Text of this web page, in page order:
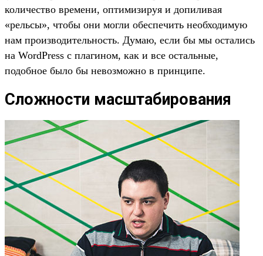
количество времени, оптимизируя и допиливая
«рельсы», чтобы они могли обеспечить необходимую
нам производительность. Думаю, если бы мы остались
на WordPress с плагином, как и все остальные,
подобное было бы невозможно в принципе.
Сложности масштабирования